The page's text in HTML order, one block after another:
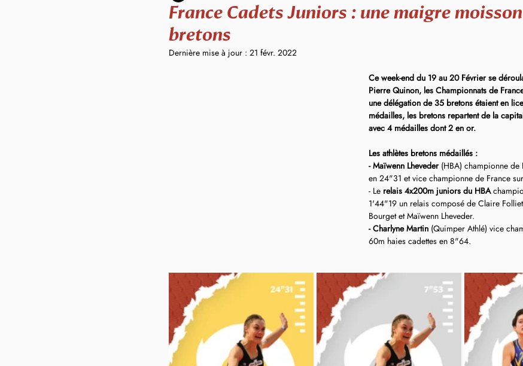
France Cadets Juniors : une maigre
bretons
Dernière mise à jour : 21 févr. 2022
Ce week-end du 19 au 20 Février se
Pierre Quinon, les Championnats de
une délégation de 35 bretons étaient en
médailles, les bretons repartent de la
avec 4 médailles dont 2 en or.
Les athlètes bretons médaillés :
- Maïwenn Lheveder (HBA) championne de
en 24"31 et vice championne de France
- Le relais 4x200m juniors du HBA
1'44"19 un relais composé de Claire
Bourget et Maïwenn Lheveder.
- Charlyne Martin (Quimper Athlé) vice
60m haies cadettes en 8"64.